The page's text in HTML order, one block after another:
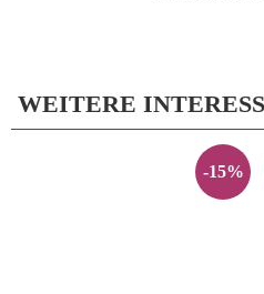
WEITERE
-15%